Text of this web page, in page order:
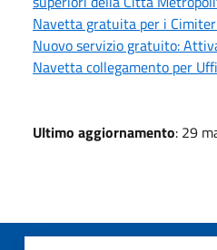
Navetta gratuita per i
Nuovo servizio gratuito:
Navetta collegamento per
Ultimo aggiornamento: 29